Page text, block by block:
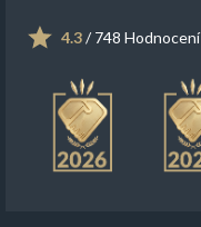
4.3/ 748 Hodnocení